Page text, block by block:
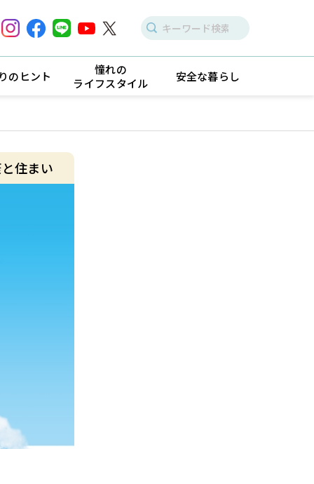
のヒント
憧れの
ライフスタイル
安全な暮らし
住まい